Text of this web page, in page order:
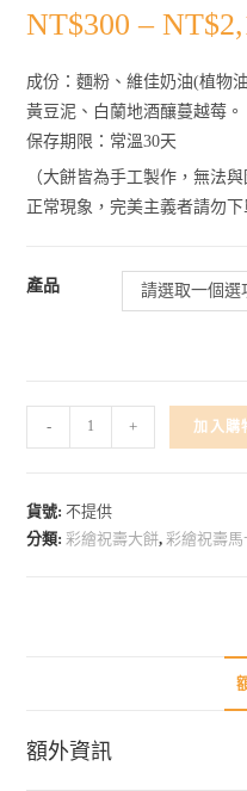
NT$300 –NT$
成份：麵粉、維佳奶油(植物
黃豆泥、白蘭地酒釀蔓越莓。
保存期限：常溫30天
（大餅皆為手工製作，無法
正常現象，完美主義者請勿下
產品 請選取一個選
- + 加入購
貨號:不提供
分類: 彩繪祝壽大餅, 彩繪祝壽馬
額外資訊